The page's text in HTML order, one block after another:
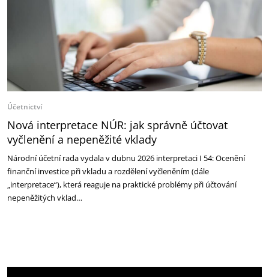
Účetnictví
Nová interpretace NÚR: jak správně účtovat
vyčlenění a nepeněžité vklady
Národní účetní rada vydala v dubnu 2026 interpretaci I 54: Ocenění
finanční investice při vkladu a rozdělení vyčleněním (dále
„interpretace“), která reaguje na praktické problémy při účtování
nepeněžitých vklad…